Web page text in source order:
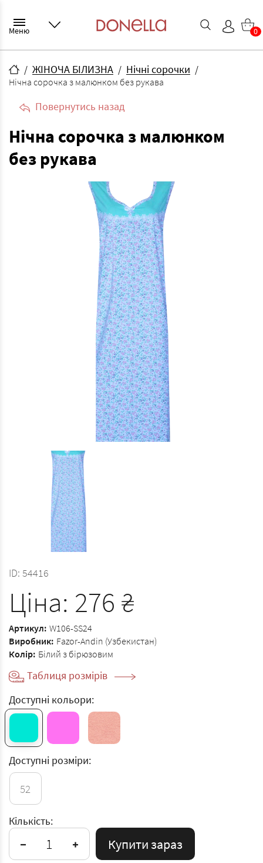
Меню 0
ЖІНОЧА БІЛИЗНА Нічні сорочки
Нічна сорочка з малюнком без рукава
Повернутись назад
Нічна сорочка з малюнком
без рукава
ID: 54416
Ціна: 276 ₴
Артикул: W106-SS24
Виробник: Fazor-Andin (Узбекистан)
Колір: Білий з бірюзовим
Таблиця розмірів
Доступні кольори:
Доступні розміри:
52
Кількість:
Купити зараз